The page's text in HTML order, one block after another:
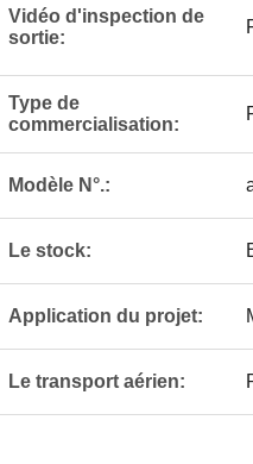
Vidéo d'inspection de
sortie:
Type de
commercialisation:
Modèle N°.:
Le stock:
Application du projet:
Le transport aérien: